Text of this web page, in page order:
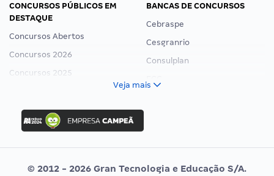
CONCURSOS PÚBLICOS EM
DESTAQUE
Concursos Abertos
Concursos 2026
Concursos 2025
Concurso Ibama
Concurso MPU
Editais publicados
BANCAS DE CONCURSOS
Cebraspe
Cesgranrio
Consulplan
Vunesp
Veja mais
© 2012 - 2026 Gran Tecnologia e Educação S/A.